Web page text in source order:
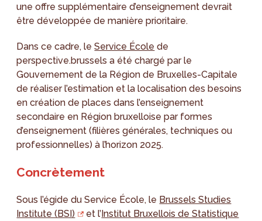
une offre supplémentaire d’enseignement devrait
être développée de manière prioritaire.
Dans ce cadre, leService École de
perspective.brussels a été chargé par le
Gouvernement de la Région de Bruxelles-Capitale
de réaliser l’estimation et la localisation des besoins
en création de places dans l’enseignement
secondaire en Région bruxelloise par formes
d’enseignement (filières générales, techniques ou
professionnelles) à l’horizon 2025.
Concrètement
Sous l’égide du Service École, le Brussels Studies
Institute (BSI)
et l’Institut Bruxellois de Statistique